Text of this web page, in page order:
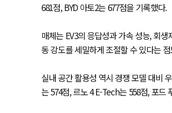
681점, BYD 아토2는 677점을 기록했다.
매체는 EV3의 응답성과 가속 성능, 회
동 강도를 세밀하게 조절할 수 있다는
실내 공간 활용성 역시 경쟁 모델 대비
는 574점, 르노 4 E-Tech는 558점, 포드